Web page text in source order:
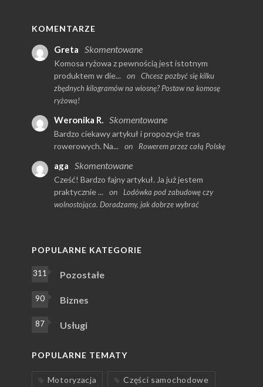
KOMENTARZE
Greta Skomentowane
Komosa ryżowa z pewnością jest istotnym
produktem w die...
on
Chcesz pozbyć się kilku
zbędnych kilogramów na wiosnę? Postaw na komosę
ryżową!
Weronika R. Skomentowane
Bardzo ciekawy artykuł i propozycje tras
rowerowych. Na...
on Rowerem przez całą Polskę
aga Skomentowane
Cześć! Bardzo fajny artykuł. Ja już jestem
praktycznie ...
on
Lodówka pod zabudowę czy
wolnostojąca. Doradzamy, jak dobrze wybrać
POPULARNE KATEGORIE
311 Pozostałe
90 Biznes
87 Usługi
POPULARNE TEMATY
Motoryzacja Części samochodowe